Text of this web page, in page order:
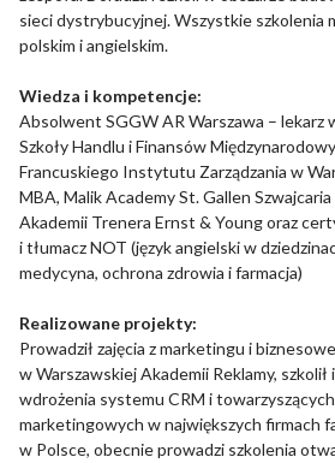
sieci dystrybucyjnej. Wszystkie szkolenia
polskim i angielskim.
Wiedza i kompetencje:
Absolwent SGGW AR Warszawa – lekarz
Szkoły Handlu i Finansów
Francuskiego Instytutu Zarządzania w
MBA, Malik Academy St. Gallen
Akademii Trenera Ernst & Young oraz
i tłumacz NOT (język angielski w
medycyna, ochrona zdrowia i farmacja)
Realizowane projekty:
Prowadził zajęcia z marketingu i
w Warszawskiej Akademii Reklamy,
wdrożenia systemu CRM i
marketingowych w największych firmach
w Polsce, obecnie prowadzi szkolenia
informacje.
Marketingowe pliki cookie stosowane są
użytkowników na stronach
wyświetlanie reklam, które są istotne i
poszczególnych użytkowników i tym
wydawców i reklamodawców strony
Nieklasyfikowane
Nieklasyfikowane pliki cookie, to pliki,
klasyfikowania, wraz z dostawcami
Odrzuć